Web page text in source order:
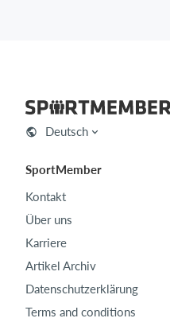
Deutsch
SportMember
Kontakt
Über uns
Karriere
Artikel Archiv
Datenschutzerklärung
Terms and conditions